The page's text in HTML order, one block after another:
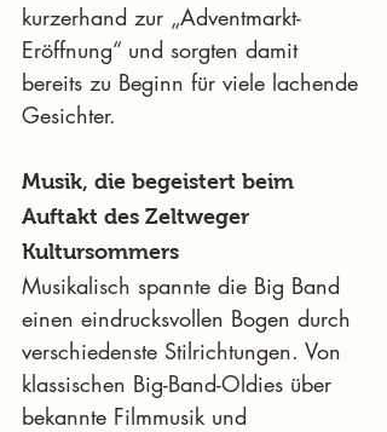
kurzerhand zur „Adventmarkt-
Eröffnung“ und sorgten damit
bereits zu Beginn für viele lachende
Gesichter.
Musik, die begeistert beim
Auftakt des Zeltweger
Kultursommers
Musikalisch spannte die Big Band
einen eindrucksvollen Bogen durch
verschiedenste Stilrichtungen. Von
klassischen Big-Band-Oldies über
bekannte Filmmusik und